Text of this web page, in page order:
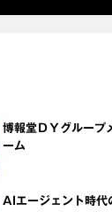
博報堂ＤＹグループ
ーム
AIエージェント時代